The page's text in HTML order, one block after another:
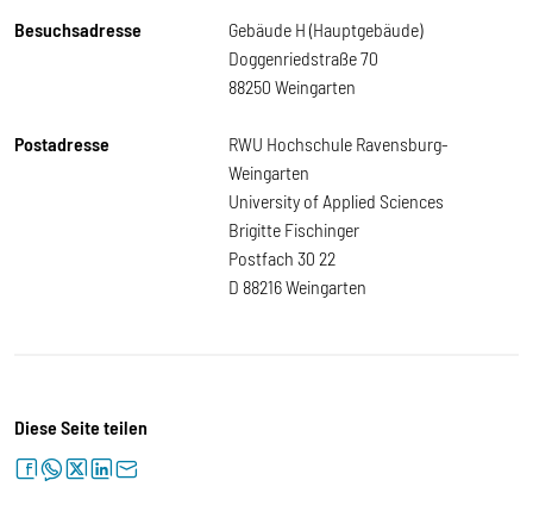
Besuchsadresse
Gebäude H (Hauptgebäude)
Doggenriedstraße 70
88250 Weingarten
Postadresse
RWU Hochschule Ravensburg-
Weingarten
University of Applied Sciences
Brigitte Fischinger
Postfach 30 22
D 88216 Weingarten
Diese Seite teilen
facebookwhatsapptwitterlinkedinletter